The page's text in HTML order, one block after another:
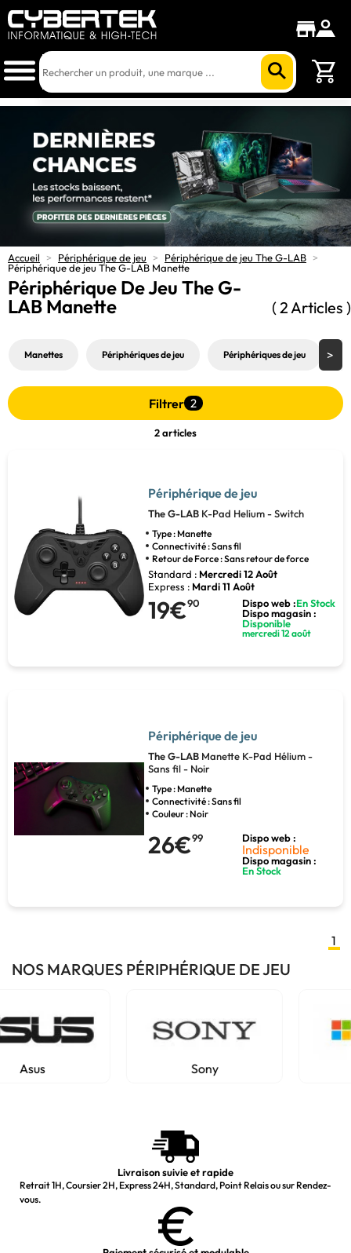
Accueil > Périphérique de jeu > Périphérique de jeu The G-LAB >
Périphérique de jeu The G-LAB Manette
Périphérique De Jeu The G-
LAB Manette
( 2 Articles )
Manettes Périphériques de jeu Périphériques de jeu
Filtrer 2
2 articles
Périphérique de jeu
The G-LAB K-Pad Helium - Switch
Type : Manette
Connectivité : Sans fil
Retour de Force : Sans retour de force
Standard : Mercredi 12 Août
Express : Mardi 11 Août
19€90 Dispo web :En Stock
Dispo magasin :
Disponible
mercredi 12 août
Périphérique de jeu
The G-LAB Manette K-Pad Hélium -
Sans fil - Noir
Type : Manette
Connectivité : Sans fil
Couleur : Noir
26€99 Dispo web :
Indisponible
Dispo magasin :
En Stock
1
NOS MARQUES PÉRIPHÉRIQUE DE JEU
Livraison suivie et rapide
Retrait 1H, Coursier 2H, Express 24H, Standard, Point Relais ou sur Rendez-
vous.